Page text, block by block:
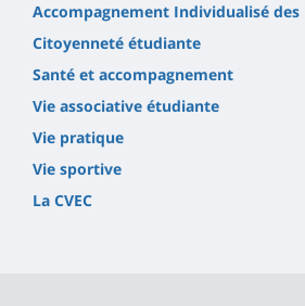
Accompagnement Individualisé des
Citoyenneté étudiante
Santé et accompagnement
Vie associative étudiante
Vie pratique
Vie sportive
La CVEC